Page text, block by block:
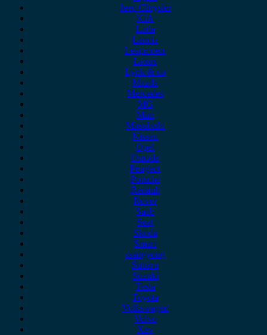
Jeep Chrysler
KIA
Lada
Lancia
Leapmotor
Lexus
Lynk & co
Mazda
Mercedes
MG
Mini
Mitsubishi
Nissan
Opel
Omoda
Peugeot
Porsche
Renault
Rover
Saab
Seat
Skoda
Smart
ssangyong
Subaru
Suzuki
Tesla
Toyota
Volkswagen
Volvo
Xev